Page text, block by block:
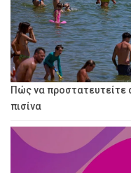
Πώς να προστατευτείτε
πισίνα